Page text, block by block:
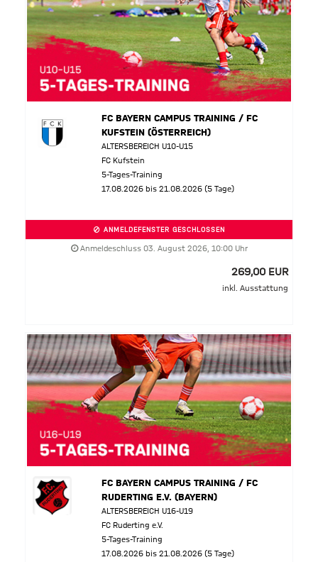
FC BAYERN CAMPUS TRAINING / FC
KUFSTEIN (ÖSTERREICH)
ALTERSBEREICH U10-U15
FC Kufstein
5-Tages-Training
17.08.2026 bis 21.08.2026 (5 Tage)
ANMELDEFENSTER GESCHLOSSEN
Anmeldeschluss 03. August 2026, 10:00 Uhr
269,00 EUR
inkl. Ausstattung
FC BAYERN CAMPUS TRAINING / FC
RUDERTING E.V. (BAYERN)
ALTERSBEREICH U16-U19
FC Ruderting e.V.
5-Tages-Training
17.08.2026 bis 21.08.2026 (5 Tage)